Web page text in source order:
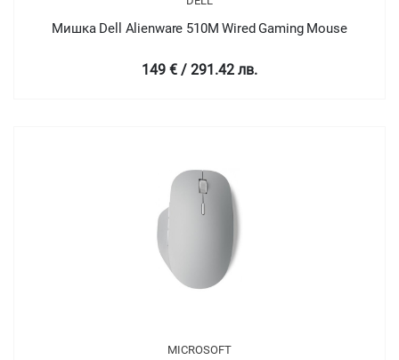
Мишка Dell Alienware 510M Wired Gaming Mouse
149 € / 291.42 лв.
MICROSOFT